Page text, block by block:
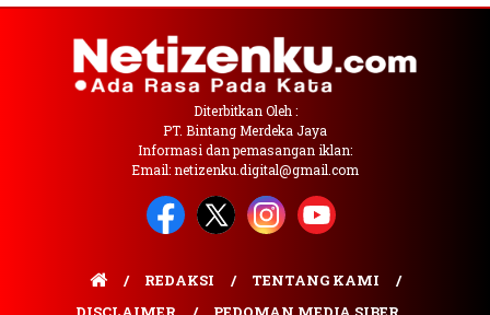
Diterbitkan Oleh :
PT. Bintang Merdeka Jaya
Informasi dan pemasangan iklan:
Email: netizenku.digital@gmail.com
REDAKSI
TENTANG KAMI